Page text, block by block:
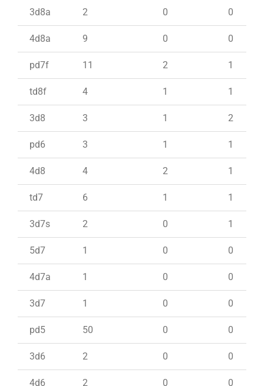
3d8a 2 0 0
4d8a 9 0 0
pd7f 11 2 1
td8f 4 1 1
3d8 3 1 2
pd6 3 1 1
4d8 4 2 1
td7 6 1 1
3d7s 2 0 1
5d7 1 0 0
4d7a 1 0 0
3d7 1 0 0
pd5 50 0 0
3d6 2 0 0
4d6 2 0 0